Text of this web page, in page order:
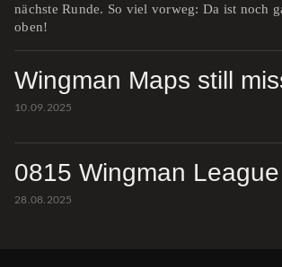
nächste Runde. So viel vorweg: Da ist noch
oben!
Wingman Maps still
10.09.2025
0815 Wingman League
28.08.2025